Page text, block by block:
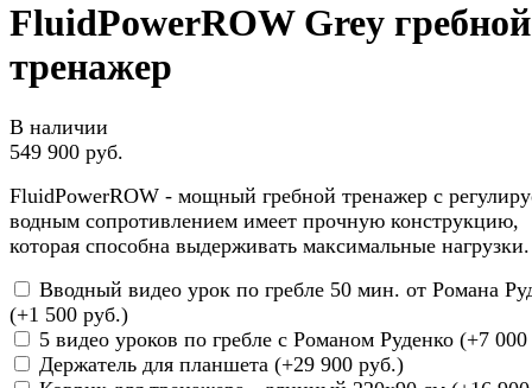
FluidPowerROW Grey гребной
тренажер
В наличии
549 900 руб.
FluidPowerROW - мощный гребной тренажер с
водным сопротивлением имеет прочную конструкцию,
которая способна выдерживать максимальные нагрузки.
Вводный видео урок по гребле 50 мин. от Романа
(+1 500 руб.)
5 видео уроков по гребле с Романом Руденко (+7
Держатель для планшета (+29 900 руб.)